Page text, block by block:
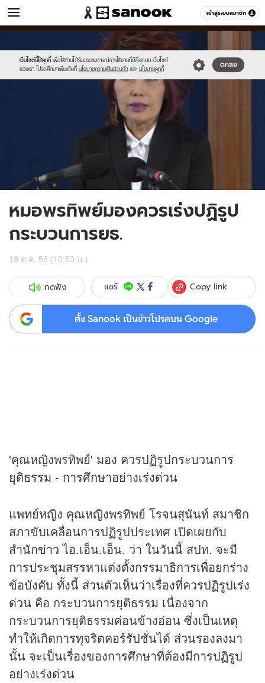
เข้าสู่ระบบสมาชิก
ข่าว หมวดอื่นๆ
เว็บไซต์นี้ใช้คุกกี้ เพื่อให้ท่านได้รับประสบการณ์การใช้งานที่ดีที่สุดบน เว็บไซต์
ของเรา โปรดศึกษาเพิ่มเติมที่ นโยบายความเป็นส่วนตัว และ นโยบายคุกกี้
ตกลง
//s.isanook.com/sr/0/images/logo-
new-
sanook.png
//s.isanook.com/ns/0/ud/376/1884794/653298-
01.jpg
หมอพรทิพย์มองควรเร่งปฏิรูป
กระบวนการยธ.
19 ต.ค. 58 (10:53 น.)
กดฟัง แชร์ Copy link
ตั้ง Sanook เป็นข่าวโปรดบน Google
'คุณหญิงพรทิพย์' มอง ควรปฏิรูปกระบวนการ
ยุติธรรม - การศึกษาอย่างเร่งด่วน
แพทย์หญิง คุณหญิงพรทิพย์ โรจนสุนันท์ สมาชิก
สภาขับเคลื่อนการปฏิรูปประเทศ เปิดเผยกับ
สำนักข่าวไอ.เอ็น.เอ็น. ว่า ในวันนี้ สปท. จะมี
การประชุมสรรหาแต่งตั้งกรรมาธิการเพื่อยกร่าง
ข้อบังคับ ทั้งนี้ ส่วนตัวเห็นว่าเรื่องที่ควรปฏิรูปเร่ง
ด่วน คือ กระบวนการยุติธรรม เนื่องจาก
กระบวนการยุติธรรมค่อนข้างอ่อน ซึ่งเป็นเหตุ
ทำให้เกิดการทุจริตคอร์รัปชั่นได้ ส่วนรองลงมา
นั้น จะเป็นเรื่องของการศึกษาที่ต้องมีการปฏิรูป
อย่างเร่งด่วน